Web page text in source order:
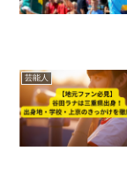
芸能人